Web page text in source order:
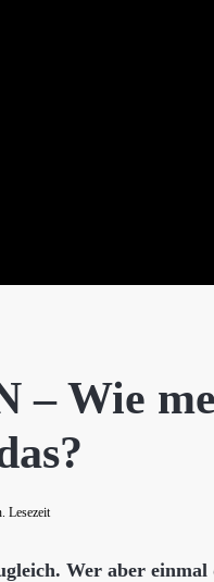
– Wie
Lesezeit
Wer aber einmal